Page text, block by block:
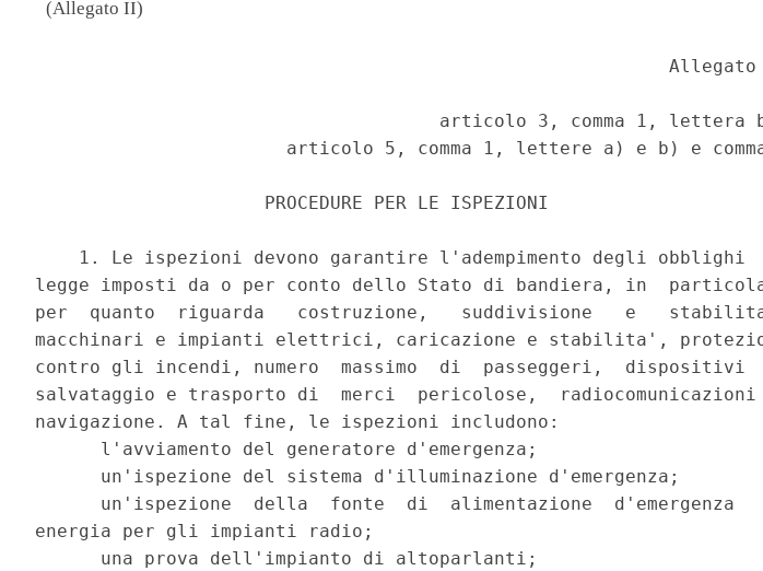
(Allegato II)
Allegato
articolo 3, comma 1, lettera
articolo 5, comma 1, lettere a) e b) e
                     PROCEDURE PER LE ISPEZIONI
1. Le ispezioni devono garantire l'adempimento degli obblighi
legge imposti da o per conto dello Stato di bandiera, in
per  quanto  riguarda   costruzione,   suddivisione   e
macchinari e impianti elettrici, caricazione e stabilita',
contro gli incendi, numero  massimo  di  passeggeri,  dispositivi
salvataggio e trasporto di  merci  pericolose,
navigazione. A tal fine, le ispezioni includono:
      l'avviamento del generatore d'emergenza;
      un'ispezione del sistema d'illuminazione d'emergenza;
un'ispezione  della  fonte  di  alimentazione  d'emergenza
energia per gli impianti radio;
      una prova dell'impianto di altoparlanti;